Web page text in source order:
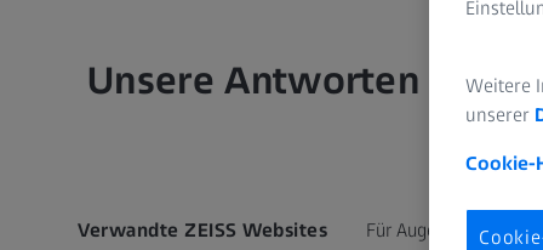
Unsere Antworten auf
Verwandte ZEISS Websites Für Augenoptiker
Weitere
unserer
Cookie-